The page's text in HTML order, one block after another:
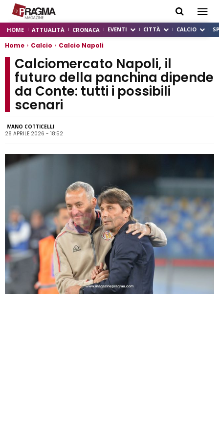
HOME ATTUALITÀ CRONACA EVENTI CITTÀ CALCIO
Home Calcio Calcio Napoli
Calciomercato Napoli, il
futuro della panchina dipende
da Conte: tutti i possibili
scenari
IVANO COTTICELLI
28 APRILE 2026 - 18:52